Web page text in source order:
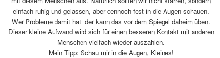
einfach ruhig und gelassen, aber dennoch fest in die Augen schauen.
Wer Probleme damit hat, der kann das vor dem Spiegel daheim üben.
Dieser kleine Aufwand wird sich für einen besseren Kontakt mit anderen
Menschen vielfach wieder auszahlen.
Mein Tipp: Schau mir in die Augen, Kleines!